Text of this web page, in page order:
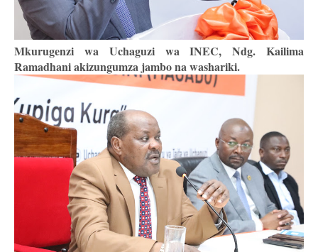
Mkurugenzi wa Uchaguzi wa INEC, Ndg. Kailima
Ramadhani akizungumza jambo na washariki.